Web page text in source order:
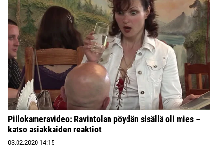
Piilokameravideo: Ravintolan pöydän sisällä oli mies –
katso asiakkaiden reaktiot
03.02.2020 14:15